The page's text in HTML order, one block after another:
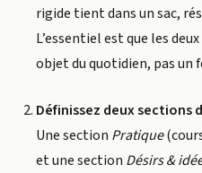
rigide tient dans un sac,
L’essentiel est que les
objet du quotidien, pas
Définissez deux sections
Une section Pratique
et une section Désirs &